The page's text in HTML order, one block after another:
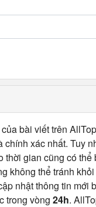
bài viết trên
xác nhất. Tuy
gian cũng có
không thể tránh
nhật thông tin mới
trong vòng 24h.